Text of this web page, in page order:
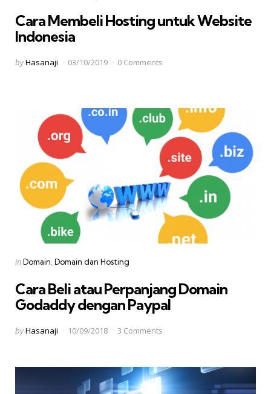
Cara Membeli Hosting untuk Website
Indonesia
Posted
byHasanaji 03/10/2019 0 Comments
Categories
Posted
inDomain Domain dan Hosting
Cara Beli atau Perpanjang Domain
Godaddy dengan Paypal
Posted
byHasanaji 10/09/2018 3 Comments